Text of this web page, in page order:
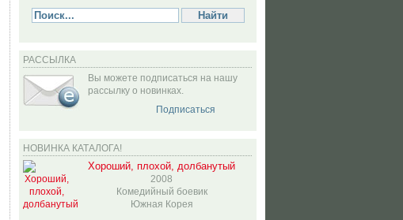
РАССЫЛКА
Вы можете подписаться на нашу
рассылку о новинках.
Подписаться
НОВИНКА КАТАЛОГА!
Хороший, плохой, долбанутый
2008
Комедийный боевик
Южная Корея